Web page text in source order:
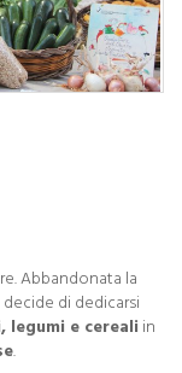
Abbandonata la
di dedicarsi
legumi e cereali in
.